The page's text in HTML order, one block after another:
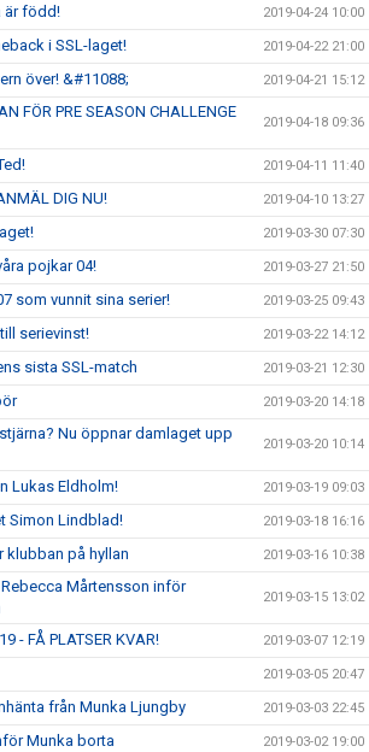
är född! 2019-04-24 10:00
i SSL-laget! 2019-04-22 21:00
över! &#11088; 2019-04-21 15:12
FÖR PRE SEASON CHALLENGE
2019-04-18 09:36
2019-04-11 11:40
DIG NU! 2019-04-10 13:27
2019-03-30 07:30
pojkar 04! 2019-03-27 21:50
som vunnit sina serier! 2019-03-25 09:43
serievinst! 2019-03-22 14:12
sista SSL-match 2019-03-21 12:30
2019-03-20 14:18
Nu öppnar damlaget upp
2019-03-20 10:14
Lukas Eldholm! 2019-03-19 09:03
Simon Lindblad! 2019-03-18 16:16
klubban på hyllan 2019-03-16 10:38
Mårtensson inför
2019-03-15 13:02
- FÅ PLATSER KVAR! 2019-03-07 12:19
2019-03-05 20:47
från Munka Ljungby 2019-03-03 22:45
Munka borta 2019-03-02 19:00